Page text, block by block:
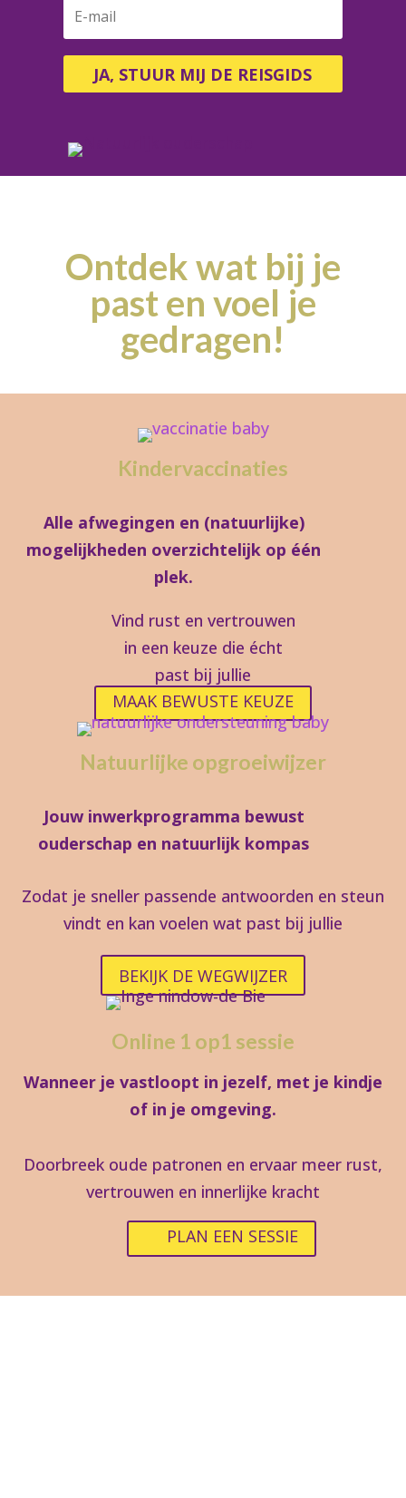
JA, STUUR MIJ DE REISGIDS
Ontdek wat bij je
past en voel je
gedragen!
Kindervaccinaties
Alle afwegingen en (natuurlijke)
mogelijkheden overzichtelijk op één
plek.
Vind rust en vertrouwen
in een keuze die écht
past bij jullie
MAAK BEWUSTE KEUZE
Natuurlijke opgroeiwijzer
Jouw inwerkprogramma bewust
ouderschap en natuurlijk kompas
Zodat je sneller passende antwoorden en steun
vindt en kan voelen wat past bij jullie
BEKIJK DE WEGWIJZER
Online 1 op1 sessie
Wanneer je vastloopt in jezelf, met je kindje
of in je omgeving.
Doorbreek oude patronen en ervaar meer rust,
vertrouwen en innerlijke kracht
PLAN EEN SESSIE